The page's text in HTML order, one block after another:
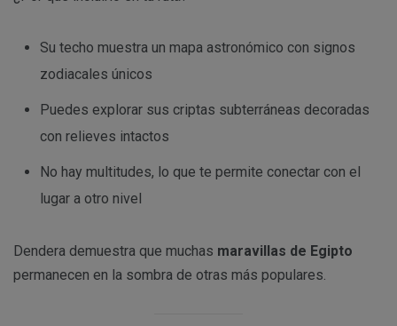
Su techo muestra un mapa astronómico con signos
zodiacales únicos
Puedes explorar sus criptas subterráneas decoradas
con relieves intactos
No hay multitudes, lo que te permite conectar con el
lugar a otro nivel
Dendera demuestra que muchas maravillas de Egipto
permanecen en la sombra de otras más populares.